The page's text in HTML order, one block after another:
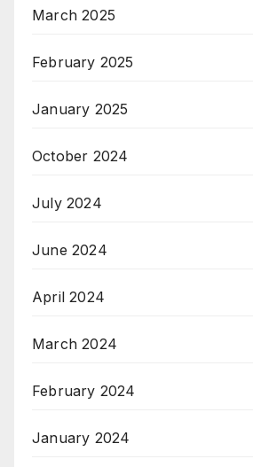
March 2025
February 2025
January 2025
October 2024
July 2024
June 2024
April 2024
March 2024
February 2024
January 2024